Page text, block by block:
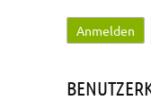
Haupt-
Anmelden